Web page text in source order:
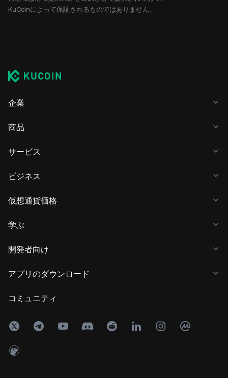
KuCoinによって保証されるものではありません。
企業
商品
サービス
ビジネス
仮想通貨価格
学ぶ
開発者向け
アプリのダウンロード
コミュニティ